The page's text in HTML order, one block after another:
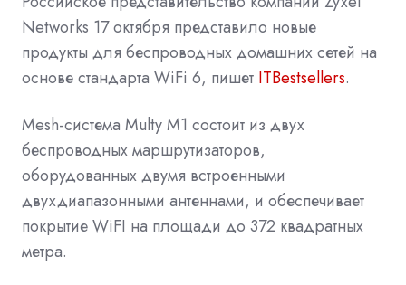
Networks 17 октября представило новые
продукты для беспроводных домашних сетей на
основе стандарта WiFi 6, пишет ITBestsellers.
Mesh-система Multy M1 состоит из двух
беспроводных маршрутизаторов,
оборудованных двумя встроенными
двухдиапазонными антеннами, и обеспечивает
покрытие WiFI на площади до 372 квадратных
метра.